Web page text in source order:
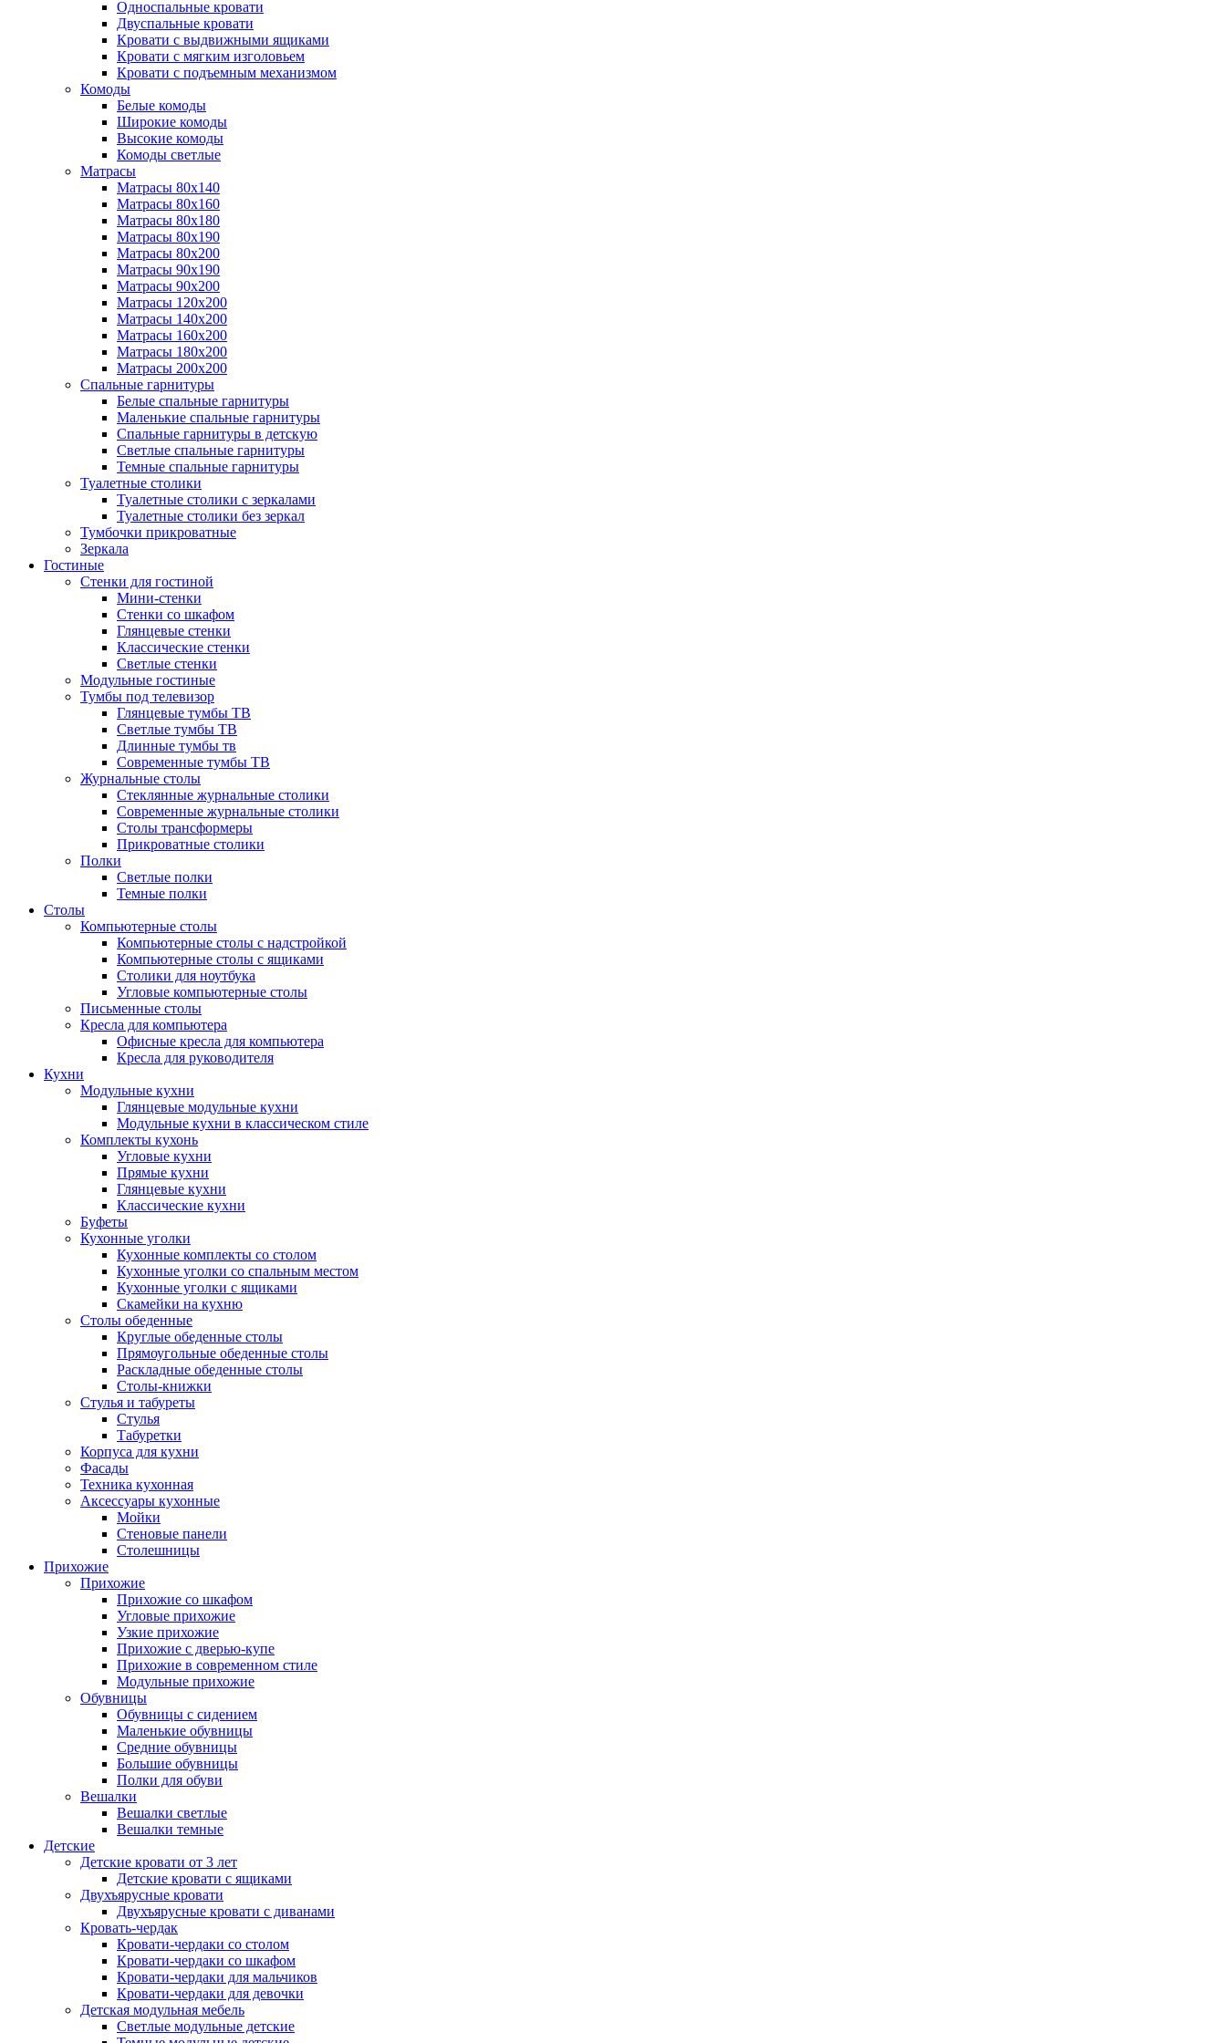
Односпальные кровати
Двуспальные кровати
Кровати с выдвижными ящиками
Кровати с мягким изголовьем
Кровати с подъемным механизмом
Комоды
Белые комоды
Широкие комоды
Высокие комоды
Комоды светлые
Матрасы
Матрасы 80х140
Матрасы 80х160
Матрасы 80х180
Матрасы 80х190
Матрасы 80х200
Матрасы 90х190
Матрасы 90х200
Матрасы 120х200
Матрасы 140х200
Матрасы 160х200
Матрасы 180х200
Матрасы 200х200
Спальные гарнитуры
Белые спальные гарнитуры
Маленькие спальные гарнитуры
Спальные гарнитуры в детскую
Светлые спальные гарнитуры
Темные спальные гарнитуры
Туалетные столики
Туалетные столики с зеркалами
Туалетные столики без зеркал
Тумбочки прикроватные
Зеркала
Гостиные
Стенки для гостиной
Мини-стенки
Стенки со шкафом
Глянцевые стенки
Классические стенки
Светлые стенки
Модульные гостиные
Тумбы под телевизор
Глянцевые тумбы ТВ
Светлые тумбы ТВ
Длинные тумбы тв
Современные тумбы ТВ
Журнальные столы
Стеклянные журнальные столики
Современные журнальные столики
Столы трансформеры
Прикроватные столики
Полки
Светлые полки
Темные полки
Столы
Компьютерные столы
Компьютерные столы с надстройкой
Компьютерные столы с ящиками
Столики для ноутбука
Угловые компьютерные столы
Письменные столы
Кресла для компьютера
Офисные кресла для компьютера
Кресла для руководителя
Кухни
Модульные кухни
Глянцевые модульные кухни
Модульные кухни в классическом стиле
Комплекты кухонь
Угловые кухни
Прямые кухни
Глянцевые кухни
Классические кухни
Буфеты
Кухонные уголки
Кухонные комплекты со столом
Кухонные уголки со спальным местом
Кухонные уголки с ящиками
Скамейки на кухню
Столы обеденные
Круглые обеденные столы
Прямоугольные обеденные столы
Раскладные обеденные столы
Столы-книжки
Стулья и табуреты
Стулья
Табуретки
Корпуса для кухни
Фасады
Техника кухонная
Аксессуары кухонные
Мойки
Стеновые панели
Столешницы
Прихожие
Прихожие
Прихожие со шкафом
Угловые прихожие
Узкие прихожие
Прихожие с дверью-купе
Прихожие в современном стиле
Модульные прихожие
Обувницы
Обувницы с сидением
Маленькие обувницы
Средние обувницы
Большие обувницы
Полки для обуви
Вешалки
Вешалки светлые
Вешалки темные
Детские
Детские кровати от 3 лет
Детские кровати с ящиками
Двухъярусные кровати
Двухъярусные кровати с диванами
Кровать-чердак
Кровати-чердаки со столом
Кровати-чердаки со шкафом
Кровати-чердаки для мальчиков
Кровати-чердаки для девочки
Детская модульная мебель
Светлые модульные детские